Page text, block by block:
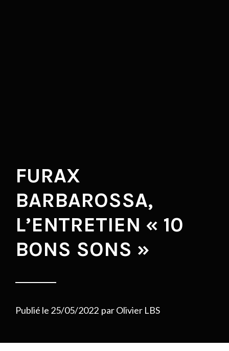
FURAX
BARBAROSSA,
L’ENTRETIEN « 10
BONS SONS »
Publié le 25/05/2022 parOlivier LBS